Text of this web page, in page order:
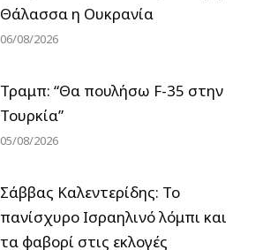
Θάλασσα η Ουκρανία
06/08/2026
Τραμπ: “Θα πουλήσω F-35 στην
Τουρκία”
05/08/2026
Σάββας Καλεντερίδης: Το
πανίσχυρο Ισραηλινό λόμπι και
τα φαβορί στις εκλογές